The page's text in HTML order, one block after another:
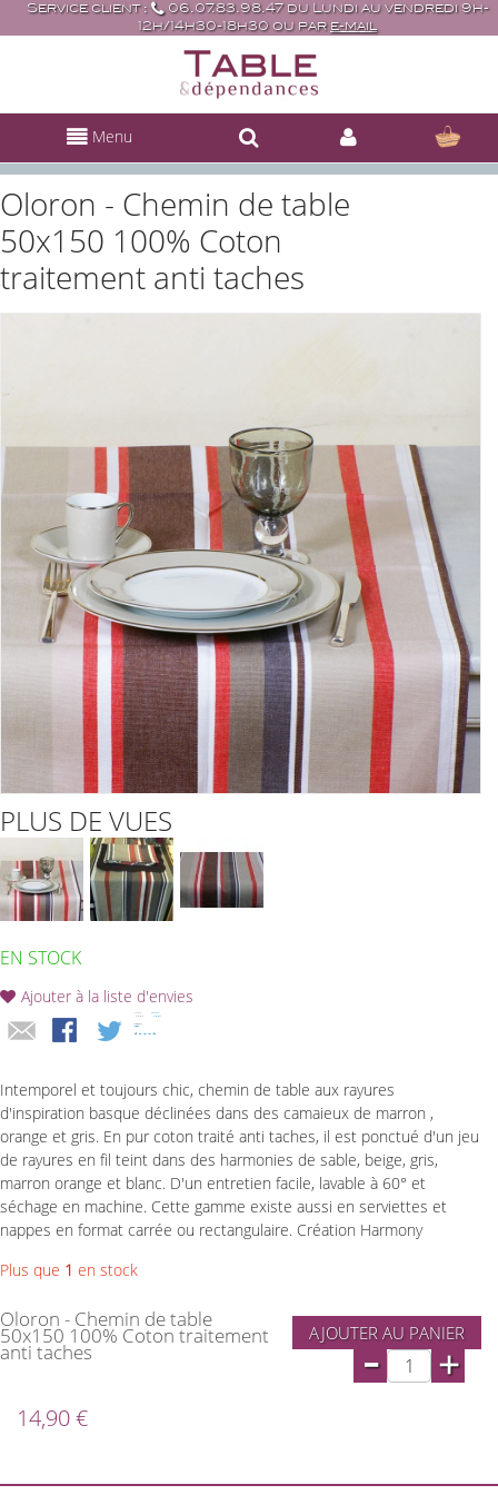
Service client :
06.07.83.98.47 du Lundi au vendredi 9h-
12h/14h30-18h30 ou par e-mail
Menu
Oloron - Chemin de table
50x150 100% Coton
traitement anti taches
PLUS DE VUES
EN STOCK
Ajouter à la liste d'envies
Intemporel et toujours chic, chemin de table aux rayures
d'inspiration basque déclinées dans des camaieux de marron ,
orange et gris. En pur coton traité anti taches, il est ponctué d'un jeu
de rayures en fil teint dans des harmonies de sable, beige, gris,
marron orange et blanc. D'un entretien facile, lavable à 60° et
séchage en machine. Cette gamme existe aussi en serviettes et
nappes en format carrée ou rectangulaire. Création Harmony
Plus que 1 en stock
Oloron - Chemin de table
50x150 100% Coton traitement
anti taches
AJOUTER AU PANIER
- +
14,90 €